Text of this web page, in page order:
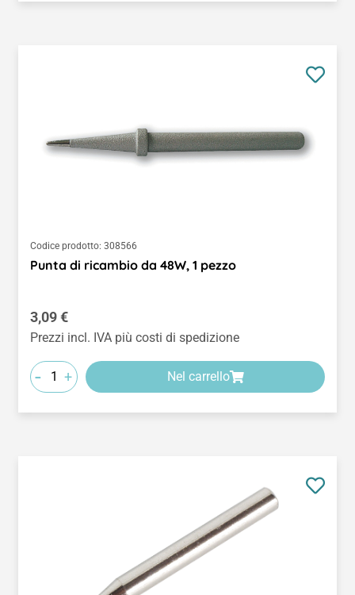
Codice prodotto: 308566
Punta di ricambio da 48W, 1 pezzo
Prezzo normale:
3,09 €
Prezzi incl. IVA più costi di spedizione
- + Nel carrello